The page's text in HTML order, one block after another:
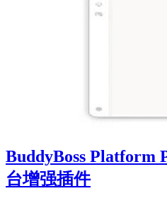
BuddyBoss Platform
台增强插件